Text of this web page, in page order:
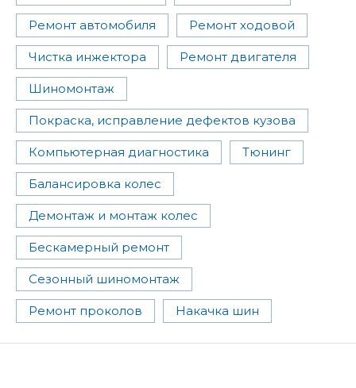
Ремонт автомобиля Ремонт ходовой
Чистка инжектора Ремонт двигателя
Шиномонтаж
Покраска, исправление дефектов кузова
Компьютерная диагностика Тюнинг
Балансировка колес
Демонтаж и монтаж колес
Бескамерный ремонт
Сезонный шиномонтаж
Ремонт проколов Накачка шин